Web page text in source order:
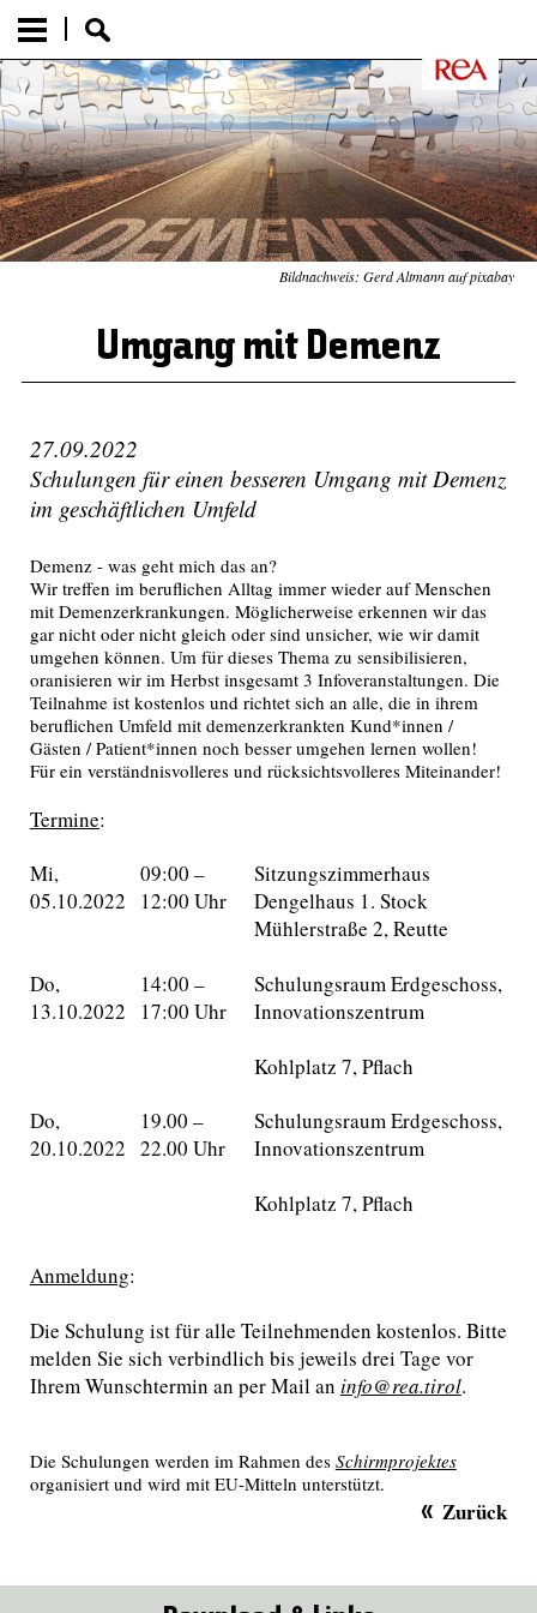
Bildnachweis: Gerd Altmann auf pixabay
Umgang mit Demenz
27.09.2022
Schulungen für einen besseren Umgang mit Demenz
im geschäftlichen Umfeld
Demenz - was geht mich das an?
Wir treffen im beruflichen Alltag immer wieder auf Menschen
mit Demenzerkrankungen. Möglicherweise erkennen wir das
gar nicht oder nicht gleich oder sind unsicher, wie wir damit
umgehen können. Um für dieses Thema zu sensibilisieren,
oranisieren wir im Herbst insgesamt 3 Infoveranstaltungen. Die
Teilnahme ist kostenlos und richtet sich an alle, die in ihrem
beruflichen Umfeld mit demenzerkrankten Kund*innen /
Gästen / Patient*innen noch besser umgehen lernen wollen!
Für ein verständnisvolleres und rücksichtsvolleres Miteinander!
Termine:
Mi,
05.10.2022
09:00 –
12:00 Uhr
Sitzungszimmerhaus
Dengelhaus 1. Stock
Mühlerstraße 2, Reutte
Do,
13.10.2022
14:00 –
17:00 Uhr
Schulungsraum Erdgeschoss,
Innovationszentrum
Kohlplatz 7, Pflach
Do,
20.10.2022
19.00 –
22.00 Uhr
Schulungsraum Erdgeschoss,
Innovationszentrum
Kohlplatz 7, Pflach
Anmeldung:
Die Schulung ist für alle Teilnehmenden kostenlos. Bitte
melden Sie sich verbindlich bis jeweils drei Tage vor
Ihrem Wunschtermin an per Mail an info@rea.tirol.
Die Schulungen werden im Rahmen des Schirmprojektes
organisiert und wird mit EU-Mitteln unterstützt.
Zurück